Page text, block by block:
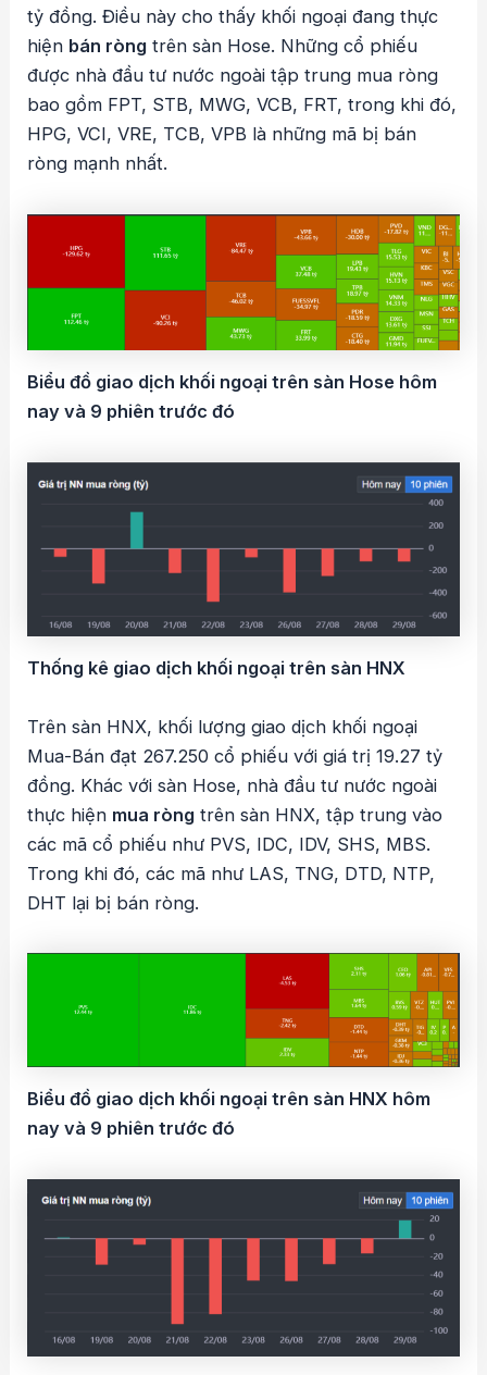
tỷ đồng. Điều này cho thấy khối ngoại đang thực
hiện bán ròng trên sàn Hose. Những cổ phiếu
được nhà đầu tư nước ngoài tập trung mua ròng
bao gồm FPT, STB, MWG, VCB, FRT, trong khi đó,
HPG, VCI, VRE, TCB, VPB là những mã bị bán
ròng mạnh nhất.
Biểu đồ giao dịch khối ngoại trên sàn Hose hôm
nay và 9 phiên trước đó
Thống kê giao dịch khối ngoại trên sàn HNX
Trên sàn HNX, khối lượng giao dịch khối ngoại
Mua-Bán đạt 267.250 cổ phiếu với giá trị 19.27 tỷ
đồng. Khác với sàn Hose, nhà đầu tư nước ngoài
thực hiện mua ròng trên sàn HNX, tập trung vào
các mã cổ phiếu như PVS, IDC, IDV, SHS, MBS.
Trong khi đó, các mã như LAS, TNG, DTD, NTP,
DHT lại bị bán ròng.
Biểu đồ giao dịch khối ngoại trên sàn HNX hôm
nay và 9 phiên trước đó